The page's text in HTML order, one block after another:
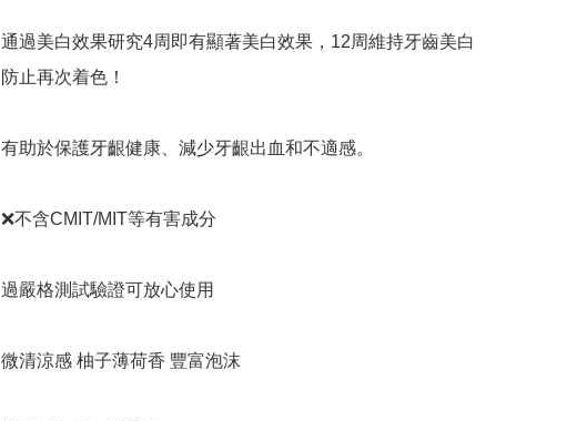
通過美白效果研究4周即有顯著美白效果，12周維持牙齒美白
防止再次着色！
有助於保護牙齦健康、減少牙齦出血和不適感。
❌️不含CMIT/MIT等有害成分
過嚴格測試驗證可放心使用
微清涼感 柚子薄荷香 豐富泡沫